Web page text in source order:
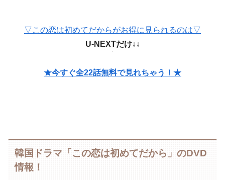
▽この恋は初めてだからがお得に見られるのは▽
U-NEXTだけ↓↓
★今すぐ全22話無料で見れちゃう！★
韓国ドラマ「この恋は初めてだから」のDVD
情報！